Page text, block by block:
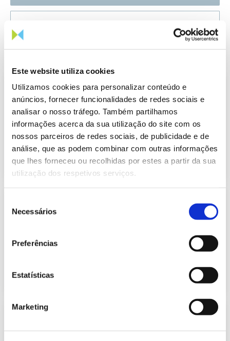
Este website utiliza cookies
Utilizamos cookies para personalizar conteúdo e
anúncios, fornecer funcionalidades de redes sociais e
analisar o nosso tráfego. Também partilhamos
informações acerca da sua utilização do site com os
nossos parceiros de redes sociais, de publicidade e de
análise, que as podem combinar com outras informações
que lhes forneceu ou recolhidas por estes a partir da sua
utilização dos respetivos serviços.
Necessários
Preferências
Estatísticas
Marketing
452.76 Kb
Informação Semanal do Sistema
Eletroprodutor da semana 30 de
2021
Publicação com periodicidade semanal, com
informação sobre Eletricidade
2021-07-30 Eletricidade
456.09 Kb
Eletroprodutor da semana 31 de
2021
informação sobre Eletricidade
2021-08-06
423.50 Kb